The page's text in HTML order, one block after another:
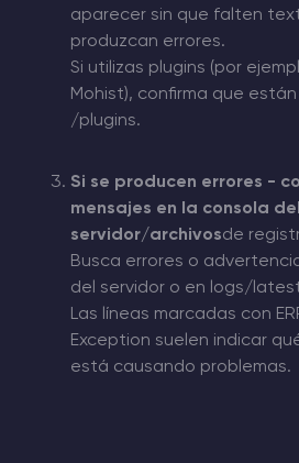
aparecer sin que falten
produzcan errores.
Si utilizas plugins (por
Mohist), confirma que
/plugins.
Si se producen errores -
mensajes en la consola del
servidor/archivosde
Busca errores o
del servidor o en logs/
Las líneas marcadas con
Exception suelen indicar
está causando problemas.